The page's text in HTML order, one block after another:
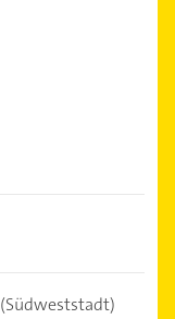
(Südweststadt)